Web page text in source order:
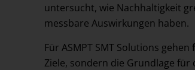
untersucht, wie Nachhaltigkeit
messbare Auswirkungen haben.
Für ASMPT SMT Solutions gehen
Ziele, sondern die Grundlage für